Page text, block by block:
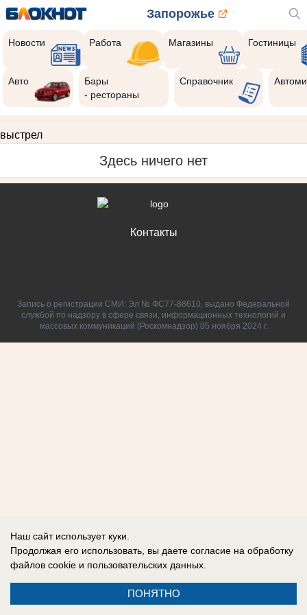
Запорожье
Новости Работа Магазины Гостиницы
Авто
Бары
- рестораны
Справочник
выстрел
Здесь ничего нет
Контакты
Запись о регистрации СМИ: Эл № ФС77-88610, выдано Федеральной
службой по надзору в сфере связи, информационных технологий и
массовых коммуникаций (Роскомнадзор) 05 ноября 2024 г.
Наш сайт использует куки.
Продолжая его использовать, вы даете согласие на обработку
файлов cookie и пользовательских данных.
ПОНЯТНО